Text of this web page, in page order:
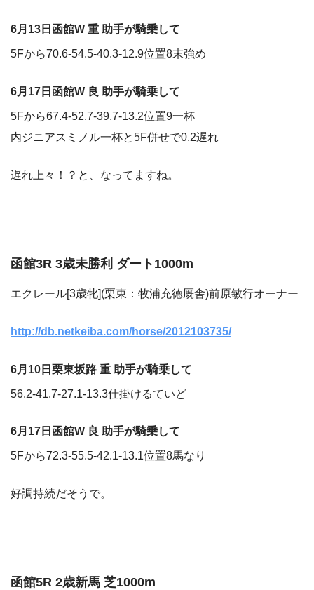
6月13日函館W 重 助手が騎乗して
5Fから70.6-54.5-40.3-12.9位置8末強め
6月17日函館W 良 助手が騎乗して
5Fから67.4-52.7-39.7-13.2位置9一杯
内ジニアスミノル一杯と5F併せで0.2遅れ
遅れ上々！？と、なってますね。
函館3R 3歳未勝利 ダート1000m
エクレール[3歳牝](栗東：牧浦充徳厩舎)前原敏行オーナー
http://db.netkeiba.com/horse/2012103735/
6月10日栗東坂路 重 助手が騎乗して
56.2-41.7-27.1-13.3仕掛けるていど
6月17日函館W 良 助手が騎乗して
5Fから72.3-55.5-42.1-13.1位置8馬なり
好調持続だそうで。
函館5R 2歳新馬 芝1000m